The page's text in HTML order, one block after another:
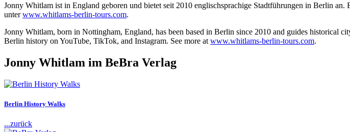
Jonny Whitlam ist in England geboren und bietet seit 2010 englischsprachige Stadtführungen in Berlin
unterwww.whitlams-berlin-tours.com.
Jonny Whitlam, born in Nottingham, England, has been based in Berlin since 2010 and guides historical
Berlin history on YouTube, TikTok, and Instagram. See more at www.whitlams-berlin-tours.com.
Jonny Whitlam im BeBra Verlag
Berlin History Walks
...zurück